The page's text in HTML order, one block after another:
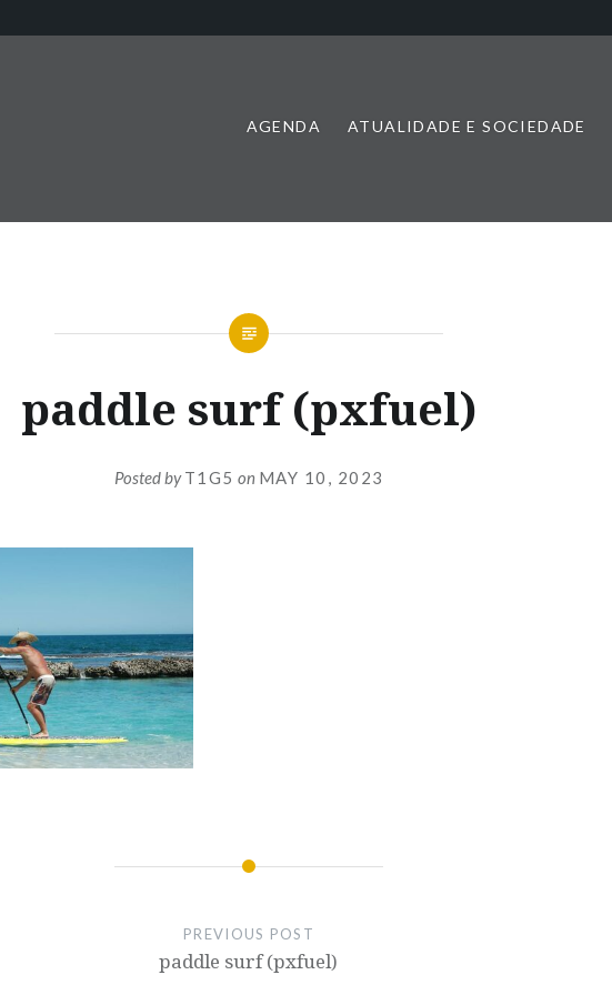
AGENDA ATUALIDADE E SOCIEDADE
paddle surf (pxfuel)
Posted byT1G5 on MAY 10, 2023
PREVIOUS POST
paddle surf (pxfuel)